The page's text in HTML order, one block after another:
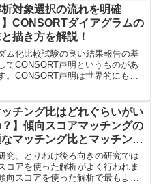
の大きなメリットは比較可能性が
れることで、信頼でき...
析対象選択の流れを明確
CONSORTダイアグラムの
描き方を解説！
ム化比較試験の良い結果報告の基
てCONSORT声明というものがあ
。CONSORT声明は世界的にも受
ように推奨されており、臨床研究
ッチング比はどれぐらいがい
】傾向スコアマッチングの
マッチング比とマッチング
え方を解説！
究、とりわけ後ろ向きの研究では
コアを使った解析がよく行われま
向スコアを使った解析で最もよく